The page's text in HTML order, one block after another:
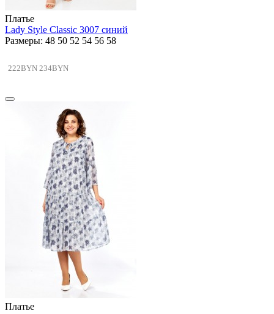
Платье
Lady Style Classic 3007 синий
Размеры: 48 50 52 54 56 58
222BYN 234BYN
Платье